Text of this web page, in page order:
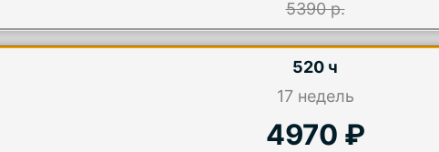
5390 р.
520 ч
17недель
4970 ₽